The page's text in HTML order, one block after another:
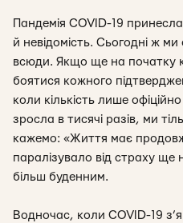
Пандемія COVID-19
й невідомість. Сьогодні ж
всюди. Якщо ще на початку
боятися кожного
коли кількість лише
зросла в тисячі разів, ми
кажемо: «Життя має
паралізувало від страху ще
більш буденним.
Водночас, коли COVID-19